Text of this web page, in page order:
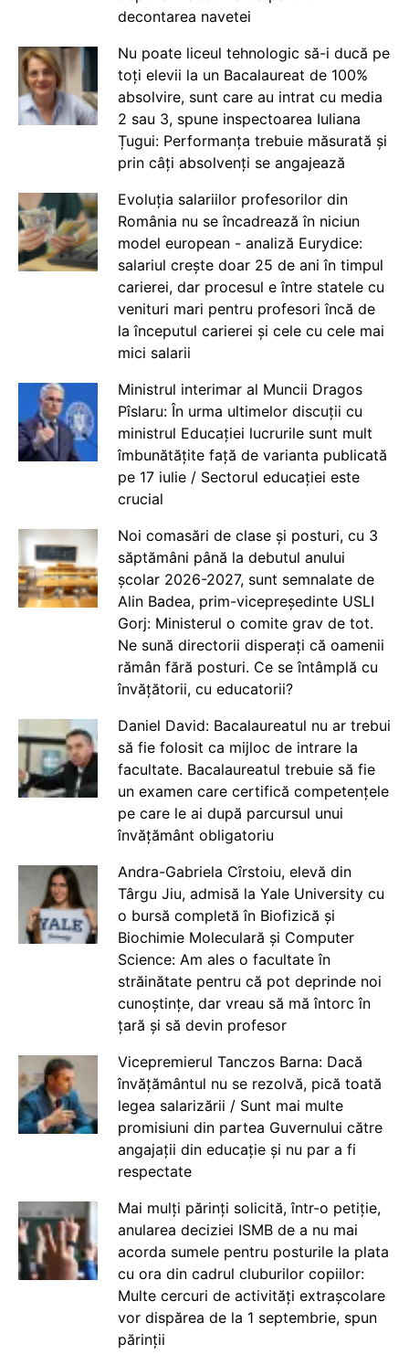
decontarea navetei
Nu poate liceul tehnologic să-i ducă pe
toți elevii la un Bacalaureat de 100%
absolvire, sunt care au intrat cu media
2 sau 3, spune inspectoarea Iuliana
Țugui: Performanța trebuie măsurată și
prin câți absolvenți se angajează
Evoluția salariilor profesorilor din
România nu se încadrează în niciun
model european - analiză Eurydice:
salariul crește doar 25 de ani în timpul
carierei, dar procesul e între statele cu
venituri mari pentru profesori încă de
la începutul carierei și cele cu cele mai
mici salarii
Ministrul interimar al Muncii Dragos
Pîslaru: În urma ultimelor discuții cu
ministrul Educației lucrurile sunt mult
îmbunătățite față de varianta publicată
pe 17 iulie / Sectorul educației este
crucial
Noi comasări de clase și posturi, cu 3
săptămâni până la debutul anului
școlar 2026-2027, sunt semnalate de
Alin Badea, prim-vicepreședinte USLI
Gorj: Ministerul o comite grav de tot.
Ne sună directorii disperați că oamenii
rămân fără posturi. Ce se întâmplă cu
învățătorii, cu educatorii?
Daniel David: Bacalaureatul nu ar trebui
să fie folosit ca mijloc de intrare la
facultate. Bacalaureatul trebuie să fie
un examen care certifică competențele
pe care le ai după parcursul unui
învățământ obligatoriu
Andra-Gabriela Cîrstoiu, elevă din
Târgu Jiu, admisă la Yale University cu
o bursă completă în Biofizică și
Biochimie Moleculară și Computer
Science: Am ales o facultate în
străinătate pentru că pot deprinde noi
cunoștințe, dar vreau să mă întorc în
țară și să devin profesor
Vicepremierul Tanczos Barna: Dacă
învățământul nu se rezolvă, pică toată
legea salarizării / Sunt mai multe
promisiuni din partea Guvernului către
angajații din educație și nu par a fi
respectate
Mai mulți părinți solicită, într-o petiție,
anularea deciziei ISMB de a nu mai
acorda sumele pentru posturile la plata
cu ora din cadrul cluburilor copiilor:
Multe cercuri de activități extrașcolare
vor dispărea de la 1 septembrie, spun
părinții